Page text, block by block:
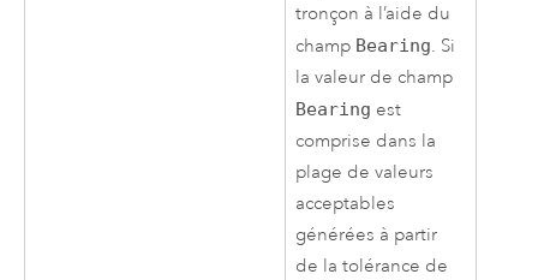
tronçon à l’aide du
champ Bearing. Si
la valeur de champ
Bearing est
comprise dans la
plage de valeurs
acceptables
générées à partir
de la tolérance de